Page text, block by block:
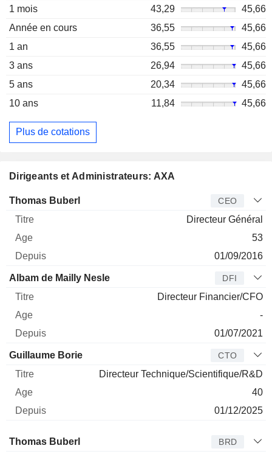
1 mois
43,29
45,66
Année en cours
36,55
45,66
1 an
36,55
45,66
3 ans
26,94
45,66
5 ans
20,34
45,66
10 ans
11,84 45,66
Plus de cotations
Dirigeants et Administrateurs: AXA
Dirigeant Titre Age
Thomas Buberl CEO
Directeur Général
53
01/09/2016
Albam de Mailly Nesle DFI
Directeur Financier/CFO
-
01/07/2021
Guillaume Borie CTO
Directeur Technique/Scientifique/R&D
40
01/12/2025
Administrateur Titre
Thomas Buberl BRD